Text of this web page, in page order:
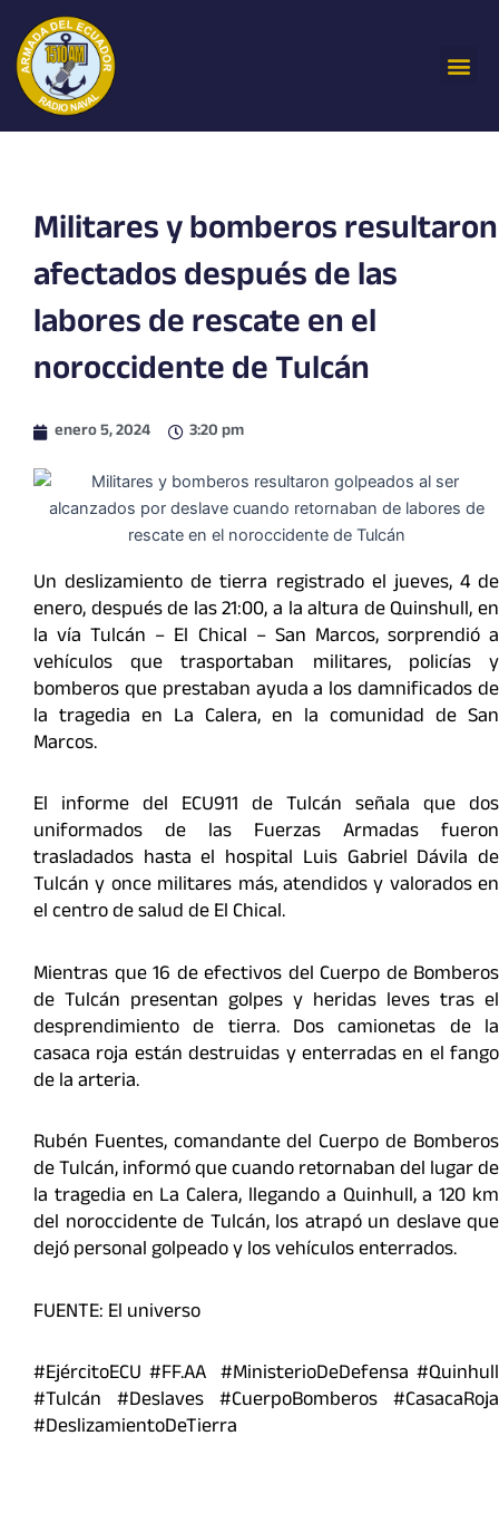
contenido
Militares y bomberos resultaron
afectados después de las
labores de rescate en el
noroccidente de Tulcán
enero 5, 2024 3:20 pm
Un deslizamiento de tierra registrado el jueves, 4 de
enero, después de las 21:00, a la altura de Quinshull, en
la vía Tulcán – El Chical – San Marcos, sorprendió a
vehículos que trasportaban militares, policías y
bomberos que prestaban ayuda a los damnificados de
la tragedia en La Calera, en la comunidad de San
Marcos.
El informe del ECU911 de Tulcán señala que dos
uniformados de las Fuerzas Armadas fueron
trasladados hasta el hospital Luis Gabriel Dávila de
Tulcán y once militares más, atendidos y valorados en
el centro de salud de El Chical.
Mientras que 16 de efectivos del Cuerpo de Bomberos
de Tulcán presentan golpes y heridas leves tras el
desprendimiento de tierra. Dos camionetas de la
casaca roja están destruidas y enterradas en el fango
de la arteria.
Rubén Fuentes, comandante del Cuerpo de Bomberos
de Tulcán, informó que cuando retornaban del lugar de
la tragedia en La Calera, llegando a Quinhull, a 120 km
del noroccidente de Tulcán, los atrapó un deslave que
dejó personal golpeado y los vehículos enterrados.
FUENTE: El universo
#EjércitoECU #FF.AA #MinisterioDeDefensa #Quinhull
#Tulcán #Deslaves #CuerpoBomberos #CasacaRoja
#DeslizamientoDeTierra